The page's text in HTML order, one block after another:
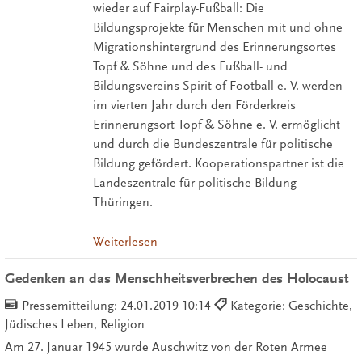
wieder auf Fairplay-Fußball: Die
Bildungsprojekte für Menschen mit und ohne
Migrationshintergrund des Erinnerungsortes
Topf & Söhne und des Fußball- und
Bildungsvereins Spirit of Football e. V. werden
im vierten Jahr durch den Förderkreis
Erinnerungsort Topf & Söhne e. V. ermöglicht
und durch die Bundeszentrale für politische
Bildung gefördert. Kooperationspartner ist die
Landeszentrale für politische Bildung
Thüringen.
Weiterlesen
Gedenken an das Menschheitsverbrechen des Holocaust
Pressemitteilung: 24.01.2019 10:14
Kategorie: Geschichte,
Jüdisches Leben, Religion
Am 27. Januar 1945 wurde Auschwitz von der Roten Armee